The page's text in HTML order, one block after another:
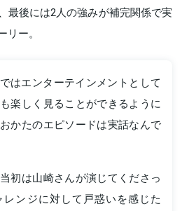
最後には2人の強みが補完関係で実
ー。
はエンターテインメントとして
楽しく見ることができるように
かたのエピソードは実話なんで
初は山崎さんが演じてくださっ
ンジに対して戸惑いを感じた